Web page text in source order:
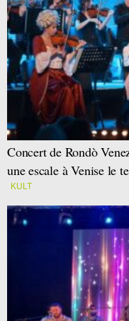
Concert de Rondò
une escale à Venise le
KULT